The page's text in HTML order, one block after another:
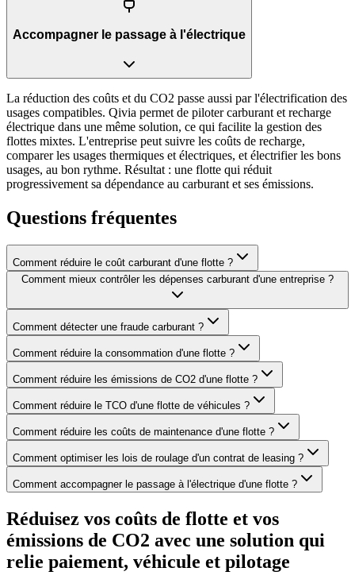
Accompagner le passage à l'électrique
La réduction des coûts et du CO2 passe aussi par l'électrification des
usages compatibles. Qivia permet de piloter carburant et recharge
électrique dans une même solution, ce qui facilite la gestion des
flottes mixtes. L'entreprise peut suivre les coûts de recharge,
comparer les usages thermiques et électriques, et électrifier les bons
usages, au bon rythme. Résultat : une flotte qui réduit
progressivement sa dépendance au carburant et ses émissions.
Questions fréquentes
Comment réduire le coût carburant d'une flotte ?
Comment mieux contrôler les dépenses carburant d'une entreprise ?
Comment détecter une fraude carburant ?
Comment réduire la consommation d'une flotte ?
Comment réduire les émissions de CO2 d'une flotte ?
Comment réduire le TCO d'une flotte de véhicules ?
Comment réduire les coûts de maintenance d'une flotte ?
Comment optimiser les lois de roulage d'un contrat de leasing ?
Comment accompagner le passage à l'électrique d'une flotte ?
Réduisez vos coûts de flotte et vos
émissions de CO2 avec une solution qui
relie paiement, véhicule et pilotage